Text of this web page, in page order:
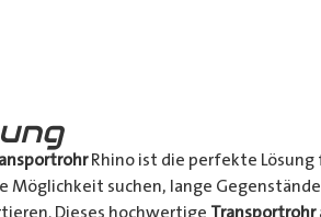
Rhino ist die perfekte
Möglichkeit suchen, lange
Dieses hochwertige Transportrohr